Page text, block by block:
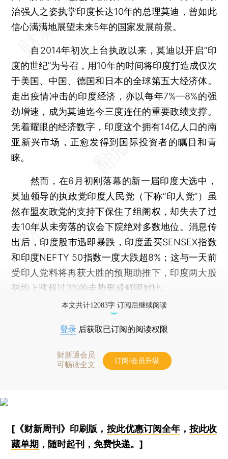
治强人之姿执掌印度长达10年的总理莫迪，曾如此
信心满满地展望未来5年的国家发展前景。
自2014年初次上台执政以来，莫迪以开启“印
度的世纪”为号召，用10年的时间将印度打造成仅次
于美国、中国、德国和日本的全球第五大经济体。
走出疫情冲击的印度经济，亦以每年7%—8%的强
劲增速，成为莫迪迄今三度连任的重要政绩支撑。
凭着耀眼的经济数字，印度这个拥有14亿人口的南
亚新兴市场，正愈发得到国际投资者的瞩目和青
睐。
然而，在6月初刚落幕的新一届印度大选中，
莫迪领导的执政党印度人民党（下称“印人党”）虽
然在盟友政党的支持下保住了组阁权，却失去了过
去10年从未旁落的议会下院绝对多数地位。消息传
出后，印度股市迅即暴跌，印度孟买SENSEX指数
和印度NEFTY 50指数一度大跌超8%；这与一天前
受印人党料将再获大胜的预期助推下，印度两大股
指均上涨超过3%的走势形成鲜明对比。
本文共计12083字 订阅后继续阅读
登录 后获取已订阅的阅读权限
财新通会员
可畅读全文
订阅/会员升级
[《财新周刊》印刷版， 按此优惠订阅全年， 按此收
藏单期 ，随时起刊，免费快递。]